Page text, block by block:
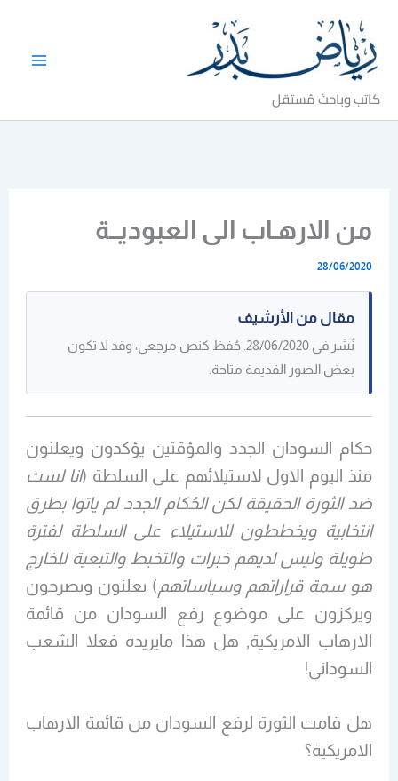
المحتوى
كاتب وباحث مُستقل
من الارهـاب الى العبوديــة
28/06/2020
مقال من الأرشيف
نُشر في 28/06/2020. حُفظ كنص مرجعي، وقد لا تكون
بعض الصور القديمة متاحة.
حكام السودان الجدد والمؤقتين يؤكدون ويعلنون
منذ اليوم الاول لاستيلائهم على السلطة (انا لست
ضد الثورة الحقيقة لكن الحُكام الجدد لم ياتوا بطرق
انتخابية ويخططون للاستيلاء على السلطة لفترة
طويلة وليس لديهم خبرات والتخبط والتبعية للخارج
هو سمة قراراتهم وسياساتهم) يعلنون ويصرحون
ويركزون على موضوع رفع السودان من قائمة
الارهاب الامريكية, هل هذا مايريده فعلا الشعب
السوداني!
هل قامت الثورة لرفع السودان من قائمة الارهاب
الامريكية؟